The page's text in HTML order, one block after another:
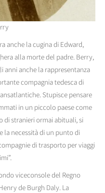
anche la cugina di Edward,
alla morte del padre. Berry,
anni anche la rappresentanza
compagnia tedesca di
Stupisce pensare
in un piccolo paese come
di stranieri ormai abituali, si
la necessità di un punto di
di trasporto per viaggi
viceconsole del Regno
de Burgh Daly. La